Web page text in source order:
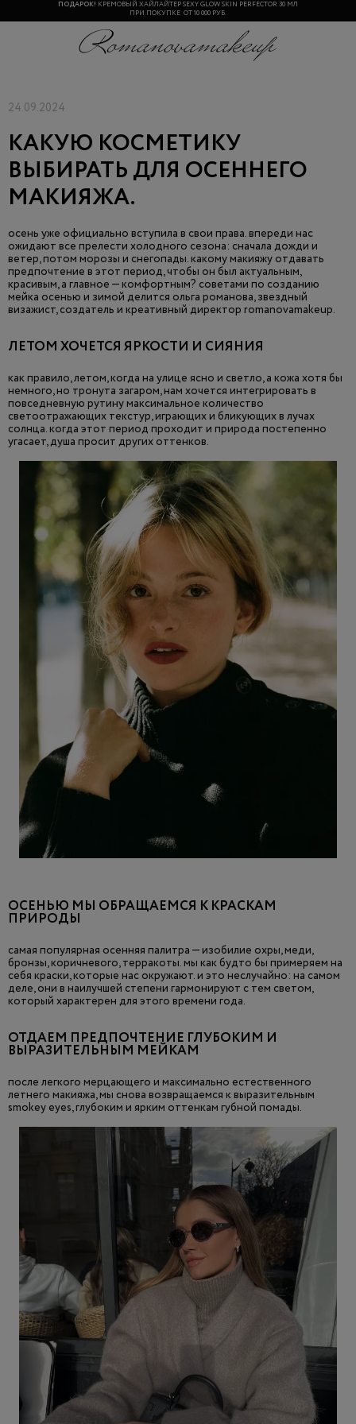
ПОДАРОК! КРЕМОВЫЙ ХАЙЛАЙТЕР SEXY GLOW SKIN PERFECTOR 30 МЛ
ПРИ ПОКУПКЕ ОТ 10 000 РУБ.
24.09.2024
КАКУЮ КОСМЕТИКУ
ВЫБИРАТЬ ДЛЯ ОСЕННЕГО
МАКИЯЖА.
осень уже официально вступила в свои права. впереди нас
ожидают все прелести холодного сезона: сначала дожди и
ветер, потом морозы и снегопады. какому макияжу отдавать
предпочтение в этот период, чтобы он был актуальным,
красивым, а главное — комфортным? советами по созданию
мейка осенью и зимой делится ольга романова, звездный
визажист, создатель и креативный директор romanovamakeup.
ЛЕТОМ ХОЧЕТСЯ ЯРКОСТИ И СИЯНИЯ
как правило, летом, когда на улице ясно и светло, а кожа хотя бы
немного, но тронута загаром, нам хочется интегрировать в
повседневную рутину максимальное количество
светоотражающих текстур, играющих и бликующих в лучах
солнца. когда этот период проходит и природа постепенно
угасает, душа просит других оттенков.
ОСЕНЬЮ МЫ ОБРАЩАЕМСЯ К КРАСКАМ
ПРИРОДЫ
самая популярная осенняя палитра — изобилие охры, меди,
бронзы, коричневого, терракоты. мы как будто бы примеряем на
себя краски, которые нас окружают. и это неслучайно: на самом
деле, они в наилучшей степени гармонируют с тем светом,
который характерен для этого времени года.
ОТДАЕМ ПРЕДПОЧТЕНИЕ ГЛУБОКИМ И
ВЫРАЗИТЕЛЬНЫМ МЕЙКАМ
после легкого мерцающего и максимально естественного
летнего макияжа, мы снова возвращаемся к выразительным
smokey eyes, глубоким и ярким оттенкам губной помады.